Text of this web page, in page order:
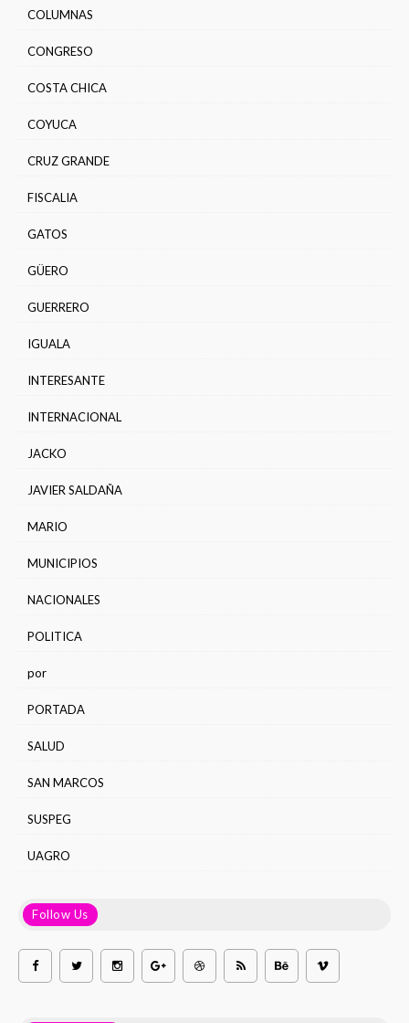
COLUMNAS
CONGRESO
COSTA CHICA
COYUCA
CRUZ GRANDE
FISCALIA
GATOS
GÜERO
GUERRERO
IGUALA
INTERESANTE
INTERNACIONAL
JACKO
JAVIER SALDAÑA
MARIO
MUNICIPIOS
NACIONALES
POLITICA
por
PORTADA
SALUD
SAN MARCOS
SUSPEG
UAGRO
Follow Us